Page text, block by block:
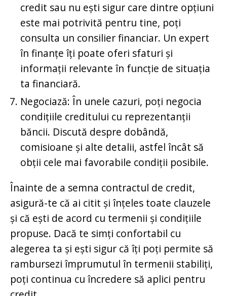
credit sau nu ești sigur care dintre opțiuni
este mai potrivită pentru tine, poți
consulta un consilier financiar. Un expert
în finanțe îți poate oferi sfaturi și
informații relevante în funcție de situația
ta financiară.
Negociază: În unele cazuri, poți negocia
condițiile creditului cu reprezentanții
băncii. Discută despre dobândă,
comisioane și alte detalii, astfel încât să
obții cele mai favorabile condiții posibile.
Înainte de a semna contractul de credit,
asigură-te că ai citit și înțeles toate clauzele
și că ești de acord cu termenii și condițiile
propuse. Dacă te simți confortabil cu
alegerea ta și ești sigur că îți poți permite să
rambursezi împrumutul în termenii stabiliți,
poți continua cu încredere să aplici pentru